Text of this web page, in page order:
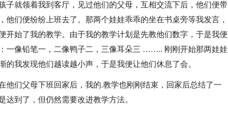
子就领着我到客厅，见过他们的父母，互相交流下后，他们便带
他们便纷纷上班去了。那两个娃娃乖乖的坐在书桌旁等我发言，
开始了我的教学。由于我的教学计划是先教他们数字，于是我便
一像铅笔一，二像鸭子二，三像耳朵三 …….. 刚刚开始那两娃娃
的我发现他们越读越小声，于是我便让他们休息了会。
他们父母下班回家后，我的.教学也刚刚结束，回家后总结了一
到了，但仍然需要改进教学方法。